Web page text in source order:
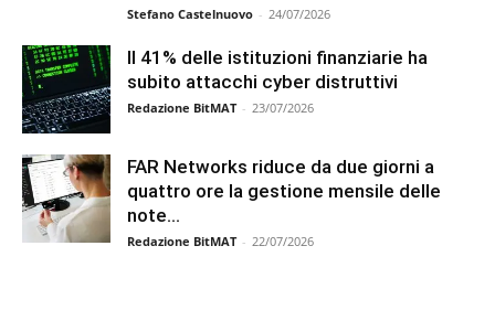
Stefano Castelnuovo - 24/07/2026
Il 41% delle istituzioni finanziarie ha
subito attacchi cyber distruttivi
Redazione BitMAT - 23/07/2026
FAR Networks riduce da due giorni a
quattro ore la gestione mensile delle
note...
Redazione BitMAT - 22/07/2026